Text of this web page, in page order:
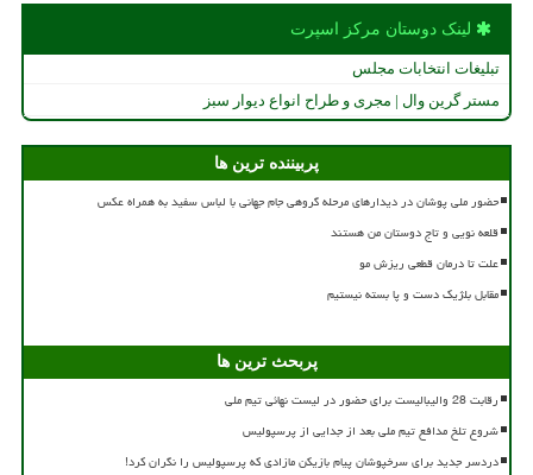
لینک دوستان مركز اسپرت
تبلیغات انتخابات مجلس
مستر گرین وال | مجری و طراح انواع دیوار سبز
پربیننده ترین ها
حضور ملی پوشان در دیدارهای مرحله گروهی جام جهانی با لباس سفید به همراه عکس
قلعه نویی و تاج دوستان من هستند
علت تا درمان قطعی ریزش مو
مقابل بلژیک دست و پا بسته نیستیم
پربحث ترین ها
رقابت 28 والیبالیست برای حضور در لیست نهائی تیم ملی
شروع تلخ مدافع تیم ملی بعد از جدایی از پرسپولیس
دردسر جدید برای سرخپوشان پیام بازیکن مازادی که پرسپولیس را نگران کرد!